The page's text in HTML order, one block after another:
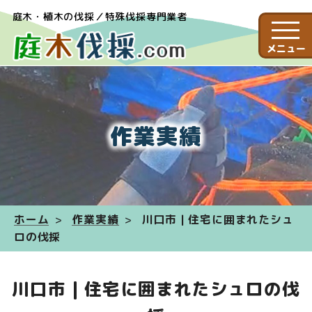
庭木・植木の伐採／特殊伐採専門業者
作業実績
ホーム 作業実績
川口市 | 住宅に囲まれたシュ
ロの伐採
メニュー
川口市 | 住宅に囲まれたシュロの伐